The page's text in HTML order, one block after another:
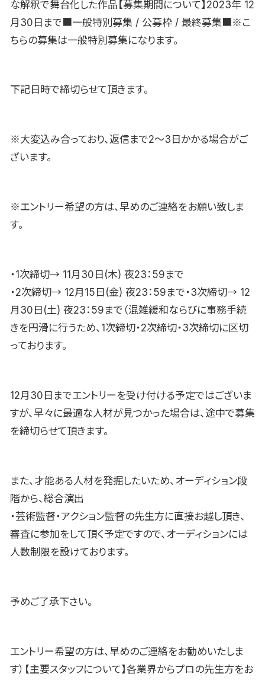
な解釈で舞台化した作品【募集期間について】2023年 12
月30日まで■一般特別募集 / 公募枠 / 最終募集■※こ
ちらの募集は一般特別募集になります。
下記日時で締切らせて頂きます。
※大変込み合っており、返信まで2〜3日かかる場合がご
ざいます。
※エントリー希望の方は、早めのご連絡をお願い致しま
す。
・1次締切→ 11月30日(木) 夜23：59まで
・2次締切→ 12月15日(金) 夜23：59まで・3次締切→ 12
月30日(土) 夜23：59まで（混雑緩和ならびに事務手続
きを円滑に行うため、1次締切・2次締切・3次締切に区切
っております。
12月30日までエントリーを受け付ける予定ではございま
すが、早々に最適な人材が見つかった場合は、途中で募集
を締切らせて頂きます。
また、才能ある人材を発掘したいため、オーディション段
階から、総合演出
・芸術監督・アクション監督の先生方に直接お越し頂き、
審査に参加をして頂く予定ですので、オーディションには
人数制限を設けております。
予めご了承下さい。
エントリー希望の方は、早めのご連絡をお勧めいたしま
す）【主要スタッフについて】各業界からプロの先生方をお